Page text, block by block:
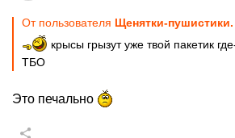
От пользователя Щенятки-пушистики.
крысы грызут уже твой пакетик
ТБО
Это печально